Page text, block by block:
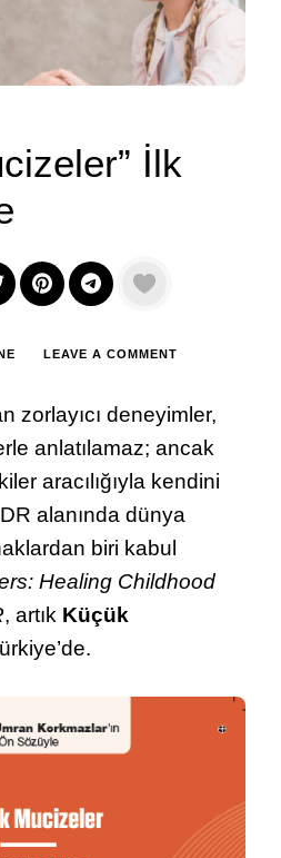
İlk
LEAVE A COMMENT
İLK
TÜRKÇE
zorlayıcı deneyimler,
anlatılamaz; ancak
aracılığıyla kendini
alanında dünya
biri kabul
Healing Childhood
, artık Küçük